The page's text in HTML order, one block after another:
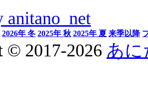
anitano_net
2026年 冬 2025年 秋 2025年 夏 来季以降
© 2017-2026 あに